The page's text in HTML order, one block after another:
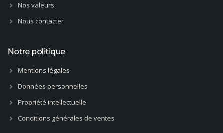
Nos valeurs
Nous contacter
Notre politique
Mentions légales
Données personnelles
Propriété intellectuelle
Conditions générales de ventes